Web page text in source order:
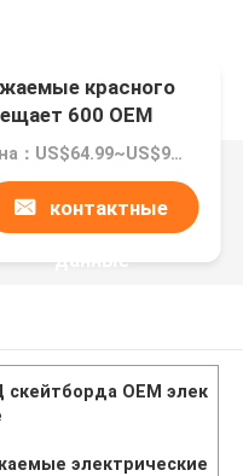
красного
600 OEM
Цена：US$64.99~US$99.99
контактные
данные
OEM элек
электрические